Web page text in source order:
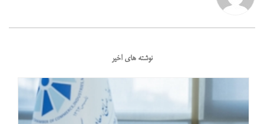
نوشته های اخیر